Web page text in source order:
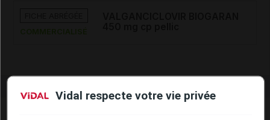
Vidal respecte votre vie privée